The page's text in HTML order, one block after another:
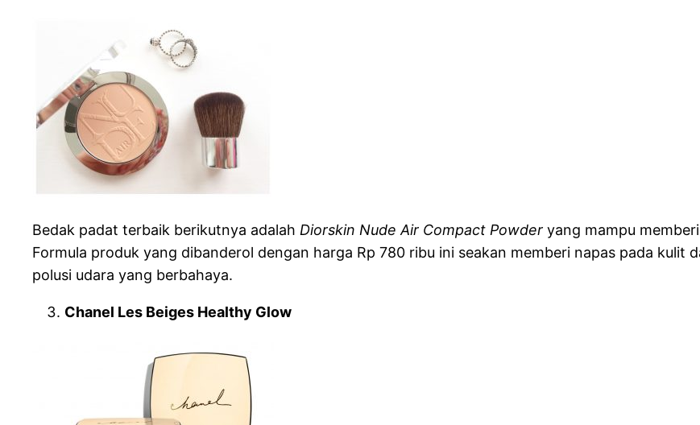
Bedak padat terbaik berikutnya adalah Diorskin Nude Air Compact Powder yang mampu
Formula produk yang dibanderol dengan harga Rp 780 ribu ini seakan memberi napas pada kulit
polusi udara yang berbahaya.
Chanel Les Beiges Healthy Glow